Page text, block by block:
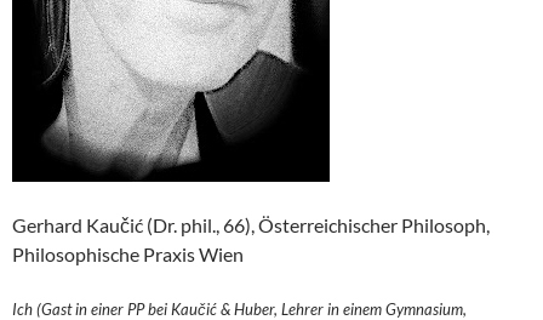
Gerhard Kaučić (Dr. phil., 66), Österreichischer Philosoph,
Philosophische Praxis Wien
Ich (Gast in einer PP bei Kaučić & Huber, Lehrer in einem Gymnasium,